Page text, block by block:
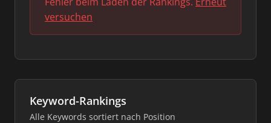
versuchen
Keyword-Rankings
Alle Keywords sortiert nach Position